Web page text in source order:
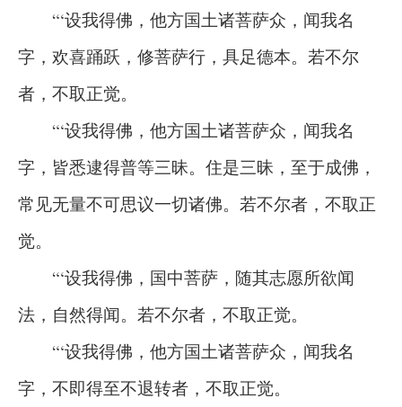
“‘设我得佛，他方国土诸菩萨众，闻我名
字，欢喜踊跃，修菩萨行，具足德本。若不尔
者，不取正觉。
“‘设我得佛，他方国土诸菩萨众，闻我名
字，皆悉逮得普等三昧。住是三昧，至于成佛，
常见无量不可思议一切诸佛。若不尔者，不取正
觉。
“‘设我得佛，国中菩萨，随其志愿所欲闻
法，自然得闻。若不尔者，不取正觉。
“‘设我得佛，他方国土诸菩萨众，闻我名
字，不即得至不退转者，不取正觉。